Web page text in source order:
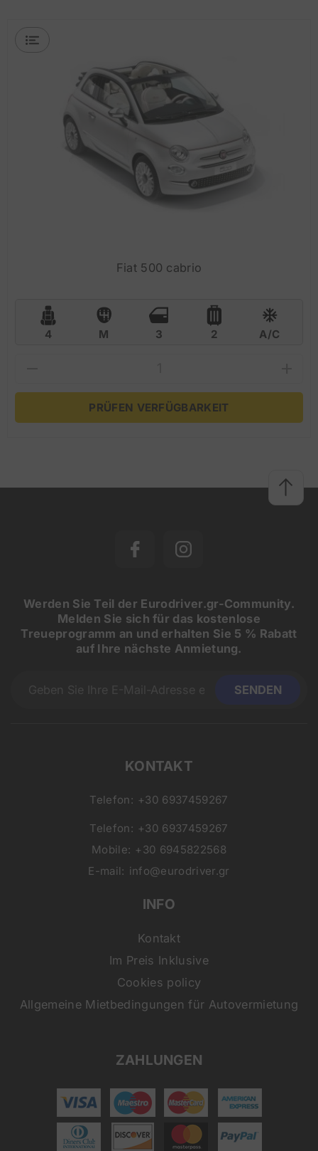
Fiat 500 cabrio
4 M 3 2 A/C
PRÜFEN VERFÜGBARKEIT
Werden Sie Teil der Eurodriver.gr-Community.
Melden Sie sich für das kostenlose
Treueprogramm an und erhalten Sie 5 % Rabatt
auf Ihre nächste Anmietung.
KONTAKT
Telefon: +30 6937459267
Telefon: +30 6937459267
Mobile: +30 6945822568
E-mail: info@eurodriver.gr
INFO
Kontakt
Im Preis Inklusive
Cookies policy
Allgemeine Mietbedingungen für Autovermietung
ZAHLUNGEN